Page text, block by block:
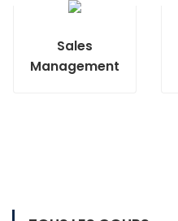
Sales
Management